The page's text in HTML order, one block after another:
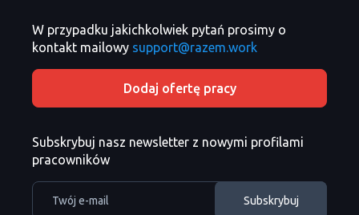
W przypadku jakichkolwiek pytań prosimy o
kontakt mailowy support@razem.work
Dodaj ofertę pracy
Subskrybuj nasz newsletter z nowymi profilami
pracowników